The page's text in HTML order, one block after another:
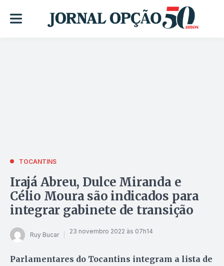
TOCANTINS
Irajá Abreu, Dulce Miranda e
Célio Moura são indicados para
integrar gabinete de transição
Ruy Bucar 23 novembro 2022 às 07h14
Parlamentares do Tocantins integram a lista de